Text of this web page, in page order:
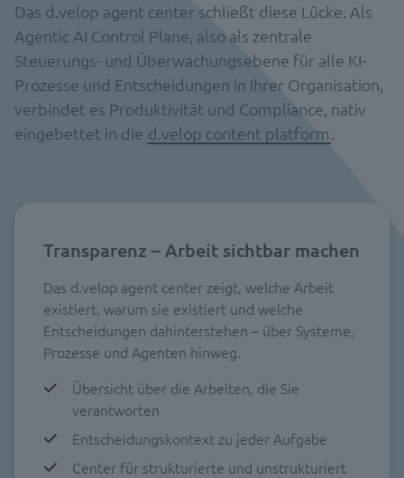
Das d.velop agent center schließt diese Lücke. Als
Agentic AI Control Plane, also als zentrale
Steuerungs- und Überwachungsebene für alle KI-
Prozesse und Entscheidungen in Ihrer Organisation,
verbindet es Produktivität und Compliance, nativ
eingebettet in die d.velop content platform.
Transparenz – Arbeit sichtbar machen
Das d.velop agent center zeigt, welche Arbeit
existiert, warum sie existiert und welche
Entscheidungen dahinterstehen – über Systeme,
Prozesse und Agenten hinweg.
Übersicht über die Arbeiten, die Sie
verantworten
Entscheidungskontext zu jeder Aufgabe
Center für strukturierte und unstrukturiert